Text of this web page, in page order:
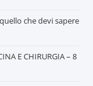
che devi sapere
E CHIRURGIA – 8